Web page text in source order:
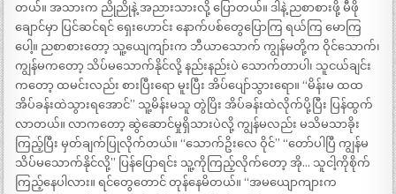
တယ်။ အသားက ညိုညိုနဲ့ အညားသားလို့ ပြောတယ်။ ဒါနဲ့ ညစာစားဖို့ မီဖို
ချောင်မှာ ပြင်ဆင်ရင် ရှေးဟောင်း နောက်ပစ်တွေပြောကြ ရယ်ကြ မောကြ
ပေါ့။ ညစာစားတော့ သူ့ယျေကျာ်းက ဘီယာသောက် ကျွန်မတို့က ဝိုင်သောက်၊
ကျွန်မကတော့ သိပ်မသောက်နိုင်လို့ နည်းနည်းပဲ သောက်တာပါ၊ သူငယ်ချင်း
ကတော့ ထမင်းလည်း စားပြီးရော မူးပြီး အိပ်ပျော်သွားရော။ “မိန်းမ ထထ
အိပ်ခန်းထဲသွားရအောင်” သူ့မိန်းမသူ တွဲပြိး အိပ်ခန်းထဲလိုက်ပို့ပြီး ပြန်ထွက်
လာတယ်။ လာကတော့ ဆွဲဆောင်မှုရှိသားပဲလို့ ကျွန်မလည်း မသိမသာခိုး
ကြည့်ပြီး မှတ်ချက်ပြုလိုက်တယ်။ “သောက်ဥိးလေ ဝိုင်” “တော်ပါပြီ ကျွန်မ
သိပ်မသောက်နိုင်လို့” ပြန်ပြောရင်း သူ့ကိုကြည့်လိုက်တော့ အို… သူငါ့ကိုစိုက်
ကြည့်နေပါလား။ ရင်တွေတောင် တုန်နေမိတယ်။ “အမယျောကျားက